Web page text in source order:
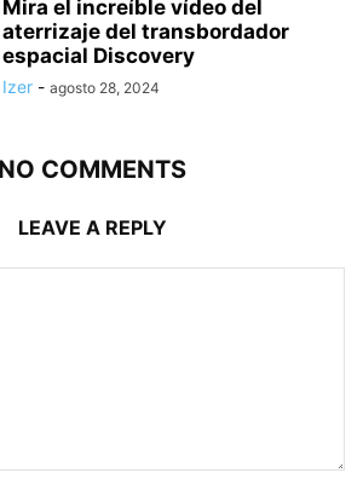
Mira el increíble vídeo del
aterrizaje del transbordador
espacial Discovery
Izer - agosto 28, 2024
NO COMMENTS
LEAVE A REPLY